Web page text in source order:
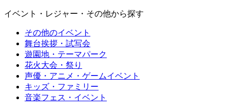
イベント・レジャー・その他から探す
その他のイベント
舞台挨拶・試写会
遊園地・テーマパーク
花火大会・祭り
声優・アニメ・ゲームイベント
キッズ・ファミリー
音楽フェス・イベント